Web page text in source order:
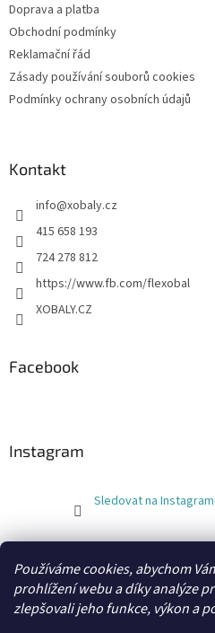
Používáme cookies, abychom
prohlížení webu a díky analýze
zlepšovali jeho funkce, výkon a
Doprava a platba
Obchodní podmínky
Reklamační řád
Zásady používání souborů cookies
Podmínky ochrany osobních údajů
Kontakt
info@xobaly.cz
415 658 193
724 278 812
https://www.fb.com/flexobal
XOBALY.CZ
Facebook
Instagram
Sledovat na